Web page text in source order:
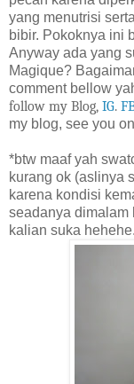
yang menutrisi
bibir. Pokoknya ini
Anyway ada yang
Magique?
comment bellow
follow my Blog, IG.
my blog, see you
*btw maaf yah
kurang ok (aslinya
karena kondisi
seadanya dimalam
kalian suka